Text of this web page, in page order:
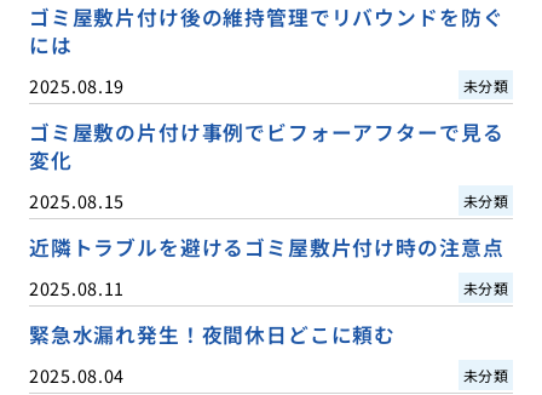
ゴミ屋敷片付け後の維持管理でリバウンドを防ぐ
には
2025.08.19 未分類
ゴミ屋敷の片付け事例でビフォーアフターで見る
変化
2025.08.15 未分類
近隣トラブルを避けるゴミ屋敷片付け時の注意点
2025.08.11 未分類
緊急水漏れ発生！夜間休日どこに頼む
2025.08.04 未分類